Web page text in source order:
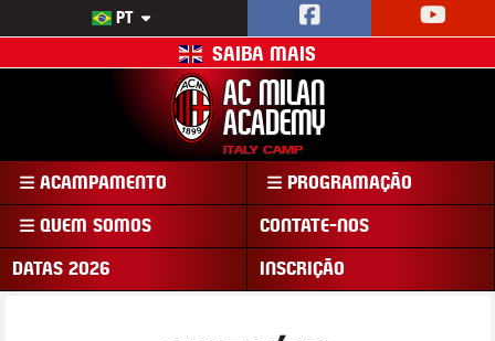
PT
SAIBA MAIS
AC MILAN
ACADEMY
ITALY CAMP
ACAMPAMENTO
PROGRAMAÇÃO
QUEM SOMOS
CONTATE-NOS
DATAS 2026
INSCRIÇÃO